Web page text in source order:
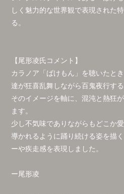
しく魅力的な世界観で表現された
る。
【尾形凌氏コメント】
カラノア「ばけもん」を聴いたと
達が狂喜乱舞しながら百鬼夜行す
そのイメージを軸に、混沌と熱狂
ます。
少し不気味でありながらもどこか
導かれるように踊り続ける姿を描
ーや疾走感を表現しました。
ー尾形凌